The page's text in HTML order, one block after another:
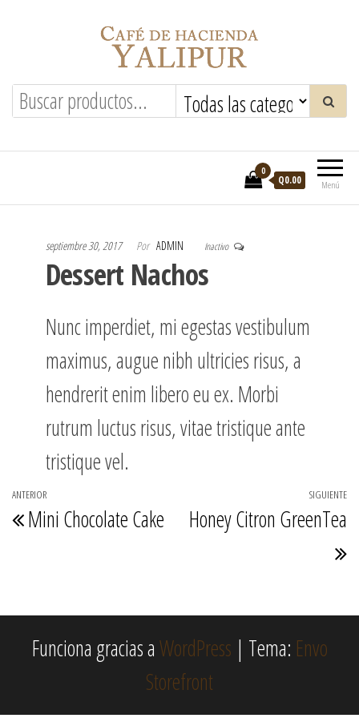
contenido
Hacienda Yalipur
Menú
0
Q0.00
septiembre 30, 2017 Por ADMIN Inactivo
Dessert Nachos
Nunc imperdiet, mi egestas vestibulum
maximus, augue nibh ultricies risus, a
hendrerit enim libero eu ex. Morbi
rutrum luctus risus, vitae tristique ante
tristique vel.
Navegación
de
Entrada
anterior
ANTERIOR
Mini Chocolate Cake
SIGUIENTE
Honey Citron GreenTea
Funciona gracias aWordPress | Tema: Envo
Storefront